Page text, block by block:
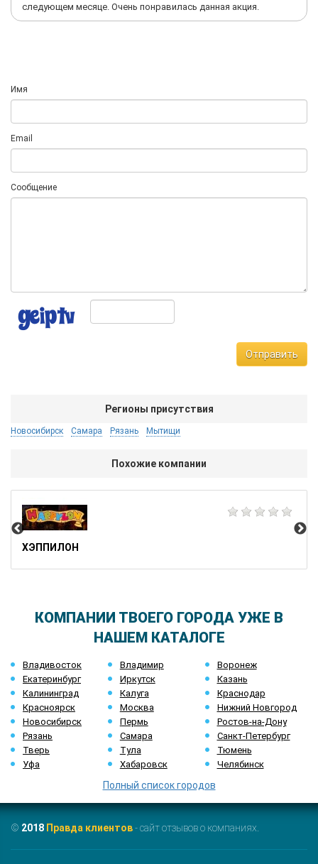
следующем месяце. Очень понравилась данная акция.
Имя
Email
Сообщение
Отправить
Регионы присутствия
Новосибирск Самара Рязань Мытищи
Похожие компании
ХЭППИЛОН
КОМПАНИИ ТВОЕГО ГОРОДА УЖЕ В
НАШЕМ КАТАЛОГЕ
Владивосток Владимир
Воронеж
Екатеринбург
Иркутск
Казань
Калининград
Калуга
Краснодар
Красноярск
Москва
Нижний Новгород
Новосибирск
Пермь
Ростов-на-Дону
Рязань
Самара
Санкт-Петербург
Тверь
Тула
Тюмень
Уфа
Хабаровск Челябинск
Полный список городов
© 2018 Правда клиентов- сайт отзывов о компаниях.